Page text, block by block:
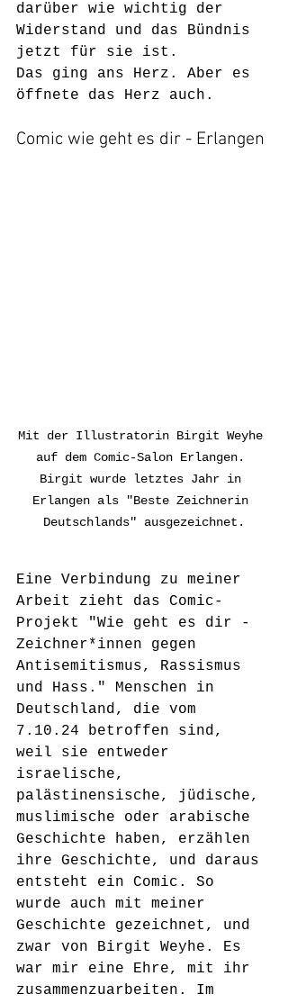
darüber wie wichtig der
Widerstand und das Bündnis
jetzt für sie ist.
Das ging ans Herz. Aber es
öffnete das Herz auch.
Comic wie geht es dir - Erlangen
Mit der Illustratorin Birgit Weyhe
auf dem Comic-Salon Erlangen.
Birgit wurde letztes Jahr in
Erlangen als "Beste Zeichnerin
Deutschlands" ausgezeichnet.
Eine Verbindung zu meiner
Arbeit zieht das Comic-
Projekt "Wie geht es dir -
Zeichner*innen gegen
Antisemitismus, Rassismus
und Hass." Menschen in
Deutschland, die vom
7.10.24 betroffen sind,
weil sie entweder
israelische,
palästinensische, jüdische,
muslimische oder arabische
Geschichte haben, erzählen
ihre Geschichte, und daraus
entsteht ein Comic. So
wurde auch mit meiner
Geschichte gezeichnet, und
zwar von Birgit Weyhe. Es
war mir eine Ehre, mit ihr
zusammenzuarbeiten. Im